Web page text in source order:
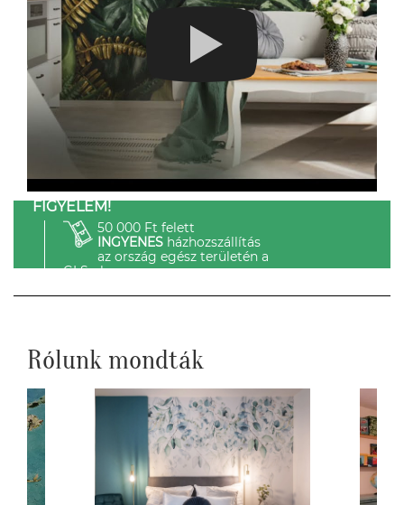
FIGYELEM!
50 000 Ft felett
INGYENESházhozszállítás
az ország egész területén a
GLS-el.
Rólunk mondták